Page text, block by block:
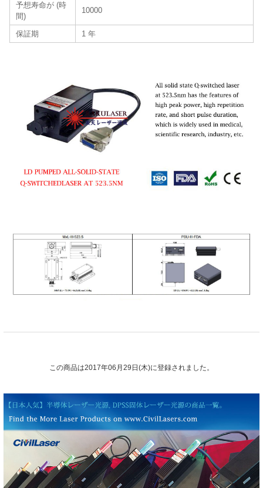
予想寿命が (時
間)
10000
保証期 1 年
この商品は2017年06月29日(木)に登録されました。